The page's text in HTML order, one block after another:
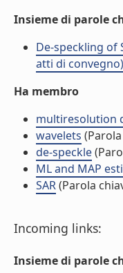
Insieme di parole
De-speckling of
atti di convegno)
Ha membro
multiresolution
wavelets
de-speckle
ML and MAP
SAR(Parola
Incoming links:
Insieme di parole